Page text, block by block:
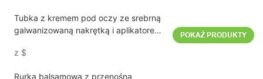
Tubka z kremem pod oczy ze srebrną
galwanizowaną nakrętką i aplikatorem
z $
POKAŻ PRODUKTY
Rurka balsamowa z przenośną